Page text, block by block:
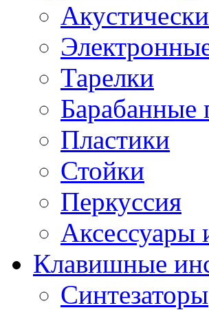
Тарелки
Барабанные
Пластики
Стойки
Перкуссия
Аксессуары
Клавишные
Синтезаторы